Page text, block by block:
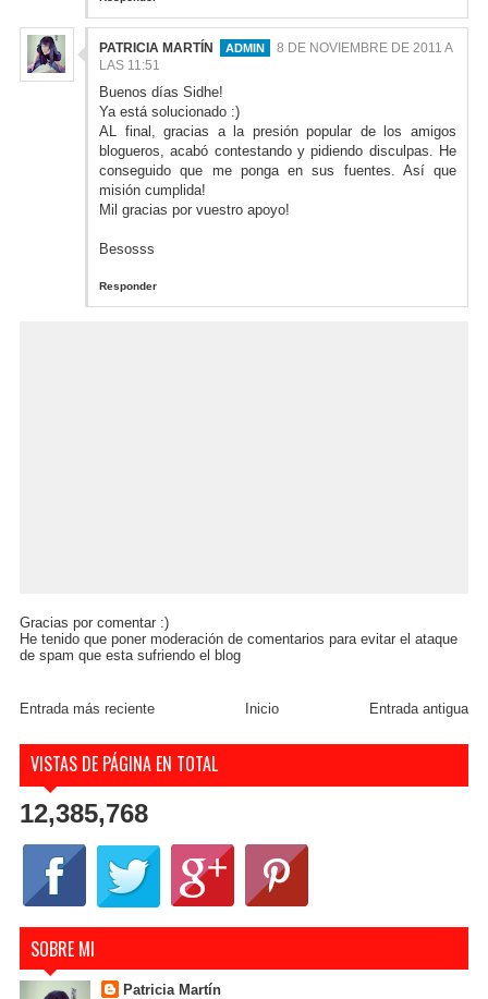
PATRICIA MARTÍN
8 DE NOVIEMBRE DE 2011 A
LAS 11:51
Buenos días Sidhe!
Ya está solucionado :)
AL final, gracias a la presión popular de los amigos
blogueros, acabó contestando y pidiendo disculpas. He
conseguido que me ponga en sus fuentes. Así que
misión cumplida!
Mil gracias por vuestro apoyo!
Besosss
Responder
Gracias por comentar :)
He tenido que poner moderación de comentarios para evitar el ataque
de spam que esta sufriendo el blog
Entrada más reciente Entrada antigua
Inicio
VISTAS DE PÁGINA EN TOTAL
12,385,768
SOBRE MI
Patricia Martín